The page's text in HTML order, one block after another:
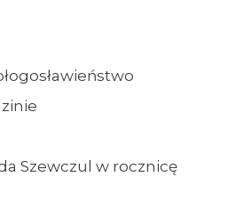
Szewczul w rocznicę